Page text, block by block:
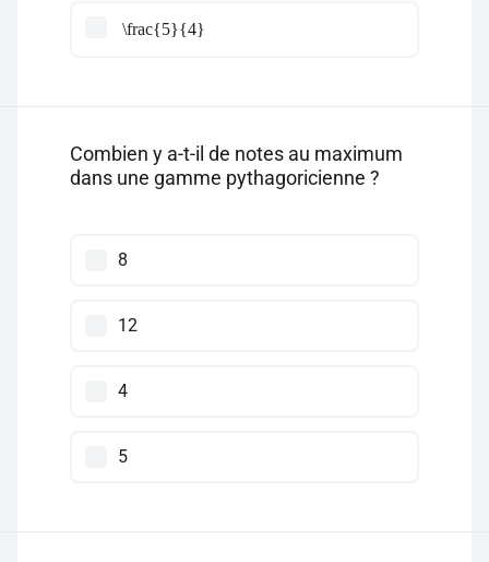
\frac{5}{4}
Combien y a-t-il de notes au maximum
dans une gamme pythagoricienne ?
8
12
4
5